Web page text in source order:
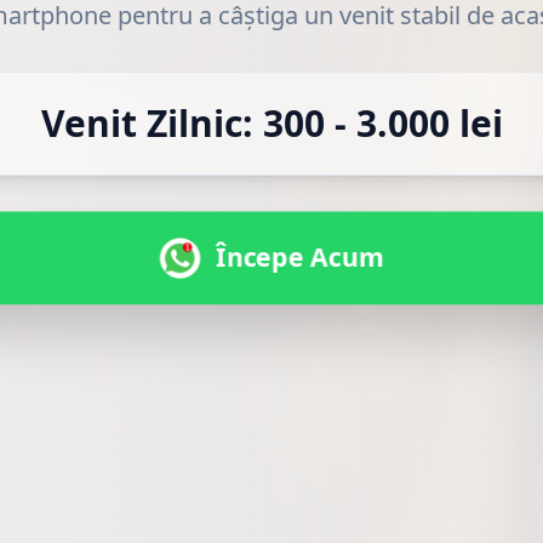
pentru a câștiga un venit stabil de
Venit Zilnic: 300 - 3.000 lei
Începe Acum